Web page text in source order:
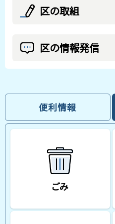
区の取組
区の情報発信
便利情報
ごみ